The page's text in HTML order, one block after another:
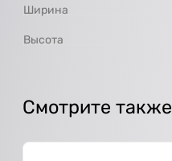
Ширина
Высота
Смотрите также